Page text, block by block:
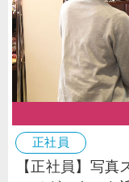
正社員
【正社員】写真